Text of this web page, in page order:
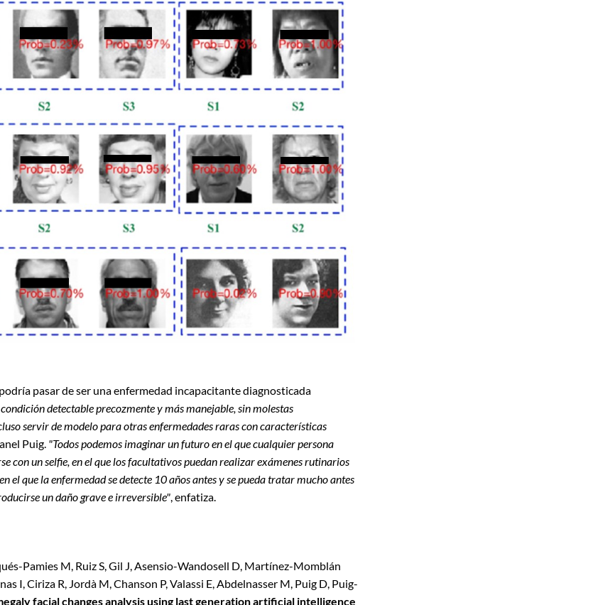
pasar de ser una enfermedad incapacitante diagnosticada
detectable precozmente y más manejable, sin molestas
servir de modelo para otras enfermedades raras con características
Puig. "Todos podemos imaginar un futuro en el que cualquier persona
con un selfie, en el que los facultativos puedan realizar exámenes rutinarios
el que la enfermedad se detecte 10 años antes y se pueda tratar mucho antes
un daño grave e irreversible", enfatiza.
Pamies M, Ruiz S, Gil J, Asensio-Wandosell D, Martínez-Momblán
I, Ciriza R, Jordà M, Chanson P, Valassi E, Abdelnasser M, Puig D, Puig-
facial changes analysis using last generation artificial intelligence